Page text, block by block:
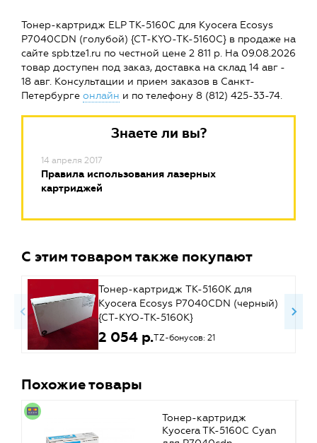
Тонер-картридж ELP TK-5160C для Kyocera Ecosys
P7040CDN (голубой) {CT-KYO-TK-5160C} в продаже на
сайте spb.tze1.ru по честной цене 2 811 р. На 09.08.2026
товар доступен под заказ, доставка на склад 14 авг -
18 авг. Консультации и прием заказов в Санкт-
Петербурге онлайн и по телефону 8 (812) 425-33-74.
Знаете ли вы?
14 апреля 2017
Правила использования лазерных
картриджей
С этим товаром также покупают
Тонер-картридж TK-5160K для
Kyocera Ecosys P7040CDN (черный)
{CT-KYO-TK-5160K}
2 054 р.TZ-бонусов: 21
Похожие товары
Тонер-картридж
Kyocera TK-5160C Cyan